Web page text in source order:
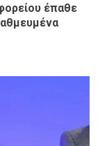
έπαθε